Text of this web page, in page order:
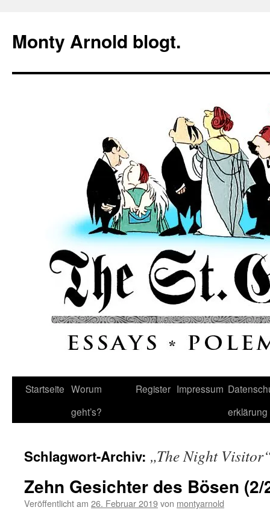
springen
Monty Arnold blogt.
Startseite Worum
geht’s?
Register Impressum
erklärung
Schlagwort-Archiv: „The Night
Zehn Gesichter des Bösen (2/
Veröffentlicht am 26. Februar 2019von montyarnold